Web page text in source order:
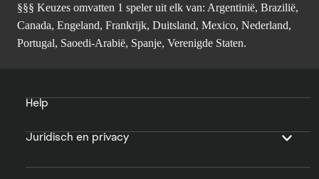
§§§ Keuzes omvatten 1 speler uit elk van: Argentinië, Brazilië,
Canada, Engeland, Frankrijk, Duitsland, Mexico, Nederland,
Portugal, Saoedi-Arabië, Spanje, Verenigde Staten.
Help
Juridisch en privacy